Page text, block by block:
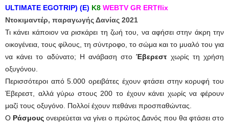
ULTIMATE EGOTRIP) (Ε) Κ8 WEBTV GR ERTflix
Ντοκιμαντέρ, παραγωγής Δανίας 2021
Τι κάνει κάποιον να ρισκάρει τη ζωή του, να αφήσει στην άκρη την
οικογένεια, τους φίλους, τη σύντροφο, το σώμα και το μυαλό του για
να κάνει το αδύνατο; Η ανάβαση στοΈβερεστ χωρίς τη χρήση
οξυγόνου.
Περισσότεροι από 5.000 ορειβάτες έχουν φτάσει στην κορυφή του
Έβερεστ, αλλά γύρω στους 200 το έχουν κάνει χωρίς να φέρουν
μαζί τους οξυγόνο. Πολλοί έχουν πεθάνει προσπαθώντας.
Ο Ράσμους ονειρεύεται να γίνει ο πρώτος Δανός που θα φτάσει στο